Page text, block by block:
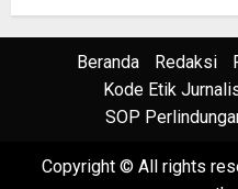
Beranda Redaksi
Kode Etik
SOP
Copyright © All rights